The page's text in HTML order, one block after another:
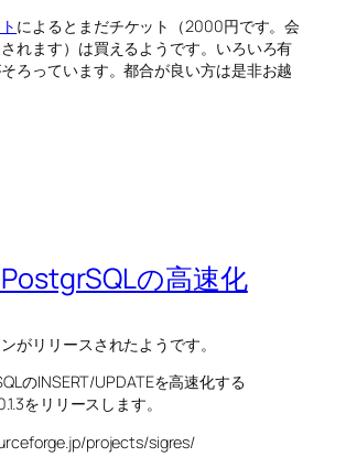
によるとまだチケット（2000円です。会
れます）は買えるようです。いろいろ有
ろっています。都合が良い方は是非お越
の高速化
がリリースされたようです。
のINSERT/UPDATEを高速化する
をリリースします。
projects/sigres/